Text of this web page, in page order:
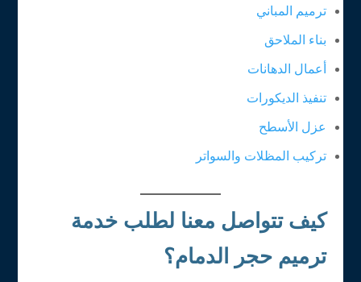
ترميم المباني
بناء الملاحق
أعمال الدهانات
تنفيذ الديكورات
عزل الأسطح
تركيب المظلات والسواتر
كيف تتواصل معنا لطلب خدمة
ترميم حجر الدمام؟